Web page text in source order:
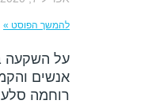
להמשך הפוסט »
על השקעה
אנשים
רוחמה סלע